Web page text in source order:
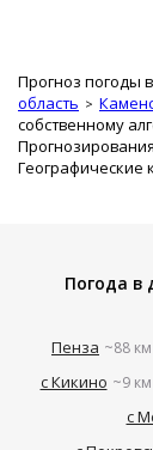
Прогноз погоды
область
собственному
Географические
Погода в
Пенза ~88 км
с Кикино ~9 км
с